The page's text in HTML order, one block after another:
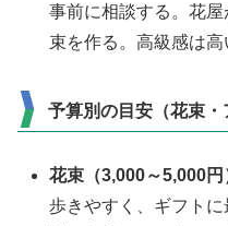
事前に相談する。花
束を作る。高級感は
予算別の目安（花束・
花束（3,000～5,000円
歩きやすく、ギフト